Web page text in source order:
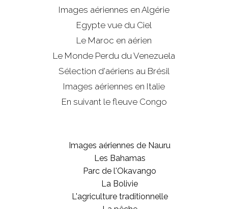
Images aériennes en Algérie
Egypte vue du Ciel
Le Maroc en aérien
Le Monde Perdu du Venezuela
Sélection d'aériens au Brésil
Images aériennes en Italie
En suivant le fleuve Congo
Images aériennes de Nauru
Les Bahamas
Parc de l'Okavango
La Bolivie
L'agriculture traditionnelle